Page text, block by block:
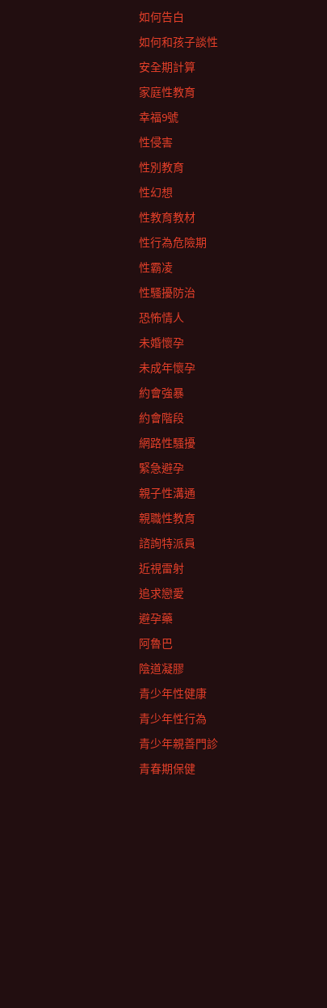
如何告白
如何和孩子談性
安全期計算
家庭性教育
幸福9號
性侵害
性別教育
性幻想
性教育教材
性行為危險期
性霸凌
性騷擾防治
恐怖情人
未婚懷孕
未成年懷孕
約會強暴
約會階段
網路性騷擾
緊急避孕
親子性溝通
親職性教育
諮詢特派員
近視雷射
追求戀愛
避孕藥
阿魯巴
陰道凝膠
青少年性健康
青少年性行為
青少年親善門診
青春期保健